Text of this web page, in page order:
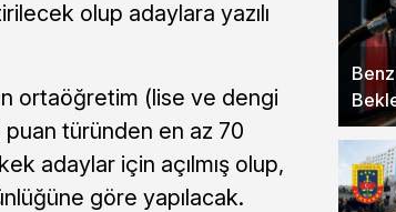
olup adaylara yazılı
ortaöğretim (lise ve dengi
türünden en az 70
adaylar için açılmış olup,
göre yapılacak.